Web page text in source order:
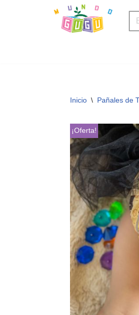
Inicio \ Pañales de
¡Oferta!